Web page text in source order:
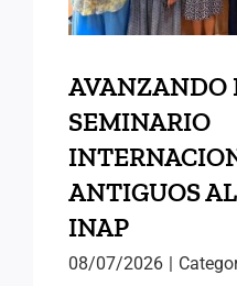
AVANZANDO
SEMINARIO
ANTIGUOS
INAP
08/07/2026